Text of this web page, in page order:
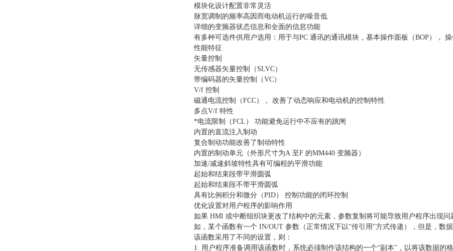
模块化设计配置非常灵活
脉宽调制的频率高因而电动机运行的噪音低
详细的变频器状态信息和全面的信息功能
有多种可选件供用户选用：用于与PC 通讯的通讯模块，基本操作面板（BOP），
性能特征
矢量控制
无传感器矢量控制（SLVC）
带编码器的矢量控制（VC）
V/f 控制
磁通电流控制（FCC）， 改善了动态响应和电动机的控制特性
多点V/f 特性
*电流限制（FCL） 功能避免运行中不应有的跳闸
内置的直流注入制动
复合制动功能改善了制动特性
内置的制动单元（外形尺寸为A 至F 的MM440 变频器）
加速/减速斜坡特性具有可编程的平滑功能
起始和结束段带平滑圆弧
起始和结束段不带平滑圆弧
具有比例积分和微分（PID） 控制功能的闭环控制
优化设置对用户程序的影响作用
如果 HMI 或中断组织块更改了结构中的元素，参数复制将可能导致用户程序出现问
如，某个函数有一个 IN/OUT 参数（正常情况下以“传引用"方式传递），但是，数
该函数采用了不同的设置，则：
1. 用户程序准备调用该函数时，系统必须制作该结构的一个“副本"，以将该数据的